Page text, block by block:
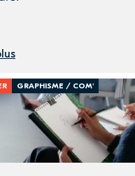
GRAPHISME / COM'